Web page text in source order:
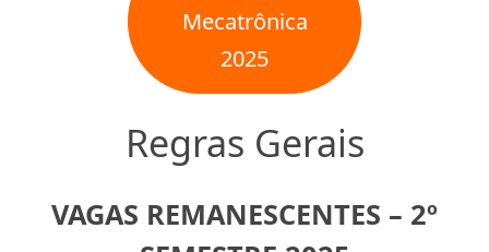
Mecatrônica
2025
Regras Gerais
VAGAS REMANESCENTES – 2º